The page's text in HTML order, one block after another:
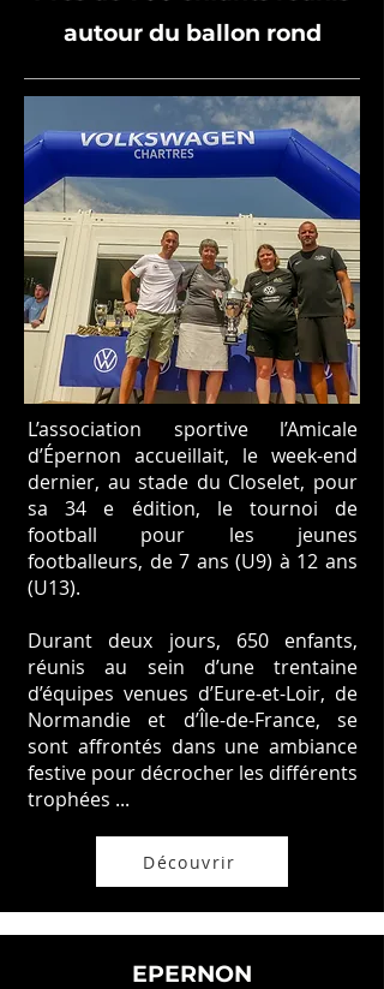
autour du ballon rond
L’association sportive l’Amicale
d’Épernon accueillait, le week-end
dernier, au stade du Closelet, pour
sa 34 e édition, le tournoi de
football pour les jeunes
footballeurs, de 7 ans (U9) à 12 ans
(U13).
Durant deux jours, 650 enfants,
réunis au sein d’une trentaine
d’équipes venues d’Eure-et-Loir, de
Normandie et d’Île-de-France, se
sont affrontés dans une ambiance
festive pour décrocher les différents
trophées ...
Découvrir
EPERNON